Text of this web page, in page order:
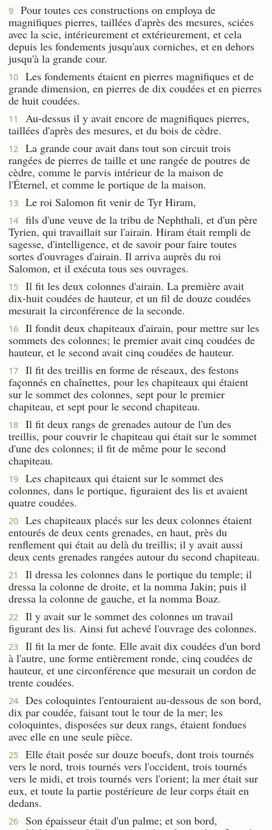
9
Pour toutes ces constructions on employa de
magnifiques pierres, taillées d'après des mesures, sciées
avec la scie, intérieurement et extérieurement, et cela
depuis les fondements jusqu'aux corniches, et en dehors
jusqu'à la grande cour.
10
Les fondements étaient en pierres magnifiques et de
grande dimension, en pierres de dix coudées et en pierres
de huit coudées.
11
Au-dessus il y avait encore de magnifiques pierres,
taillées d'après des mesures, et du bois de cèdre.
12
La grande cour avait dans tout son circuit trois
rangées de pierres de taille et une rangée de poutres de
cèdre, comme le parvis intérieur de la maison de
l'Éternel, et comme le portique de la maison.
13 Le roi Salomon fit venir de Tyr Hiram,
14
fils d'une veuve de la tribu de Nephthali, et d'un père
Tyrien, qui travaillait sur l'airain. Hiram était rempli de
sagesse, d'intelligence, et de savoir pour faire toutes
sortes d'ouvrages d'airain. Il arriva auprès du roi
Salomon, et il exécuta tous ses ouvrages.
15
Il fit les deux colonnes d'airain. La première avait
dix-huit coudées de hauteur, et un fil de douze coudées
mesurait la circonférence de la seconde.
16
Il fondit deux chapiteaux d'airain, pour mettre sur les
sommets des colonnes; le premier avait cinq coudées de
hauteur, et le second avait cinq coudées de hauteur.
17
Il fit des treillis en forme de réseaux, des festons
façonnés en chaînettes, pour les chapiteaux qui étaient
sur le sommet des colonnes, sept pour le premier
chapiteau, et sept pour le second chapiteau.
18
Il fit deux rangs de grenades autour de l'un des
treillis, pour couvrir le chapiteau qui était sur le sommet
d'une des colonnes; il fit de même pour le second
chapiteau.
19
Les chapiteaux qui étaient sur le sommet des
colonnes, dans le portique, figuraient des lis et avaient
quatre coudées.
20
Les chapiteaux placés sur les deux colonnes étaient
entourés de deux cents grenades, en haut, près du
renflement qui était au delà du treillis; il y avait aussi
deux cents grenades rangées autour du second chapiteau.
21
Il dressa les colonnes dans le portique du temple; il
dressa la colonne de droite, et la nomma Jakin; puis il
dressa la colonne de gauche, et la nomma Boaz.
22
Il y avait sur le sommet des colonnes un travail
figurant des lis. Ainsi fut achevé l'ouvrage des colonnes.
23
Il fit la mer de fonte. Elle avait dix coudées d'un bord
à l'autre, une forme entièrement ronde, cinq coudées de
hauteur, et une circonférence que mesurait un cordon de
trente coudées.
24
Des coloquintes l'entouraient au-dessous de son bord,
dix par coudée, faisant tout le tour de la mer; les
coloquintes, disposées sur deux rangs, étaient fondues
avec elle en une seule pièce.
25
Elle était posée sur douze boeufs, dont trois tournés
vers le nord, trois tournés vers l'occident, trois tournés
vers le midi, et trois tournés vers l'orient; la mer était sur
eux, et toute la partie postérieure de leur corps était en
dedans.
26
Son épaisseur était d'un palme; et son bord,